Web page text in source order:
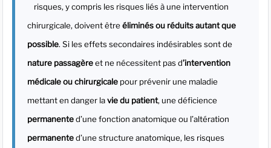
risques, y compris les risques liés à une intervention
chirurgicale, doivent êtreéliminés ou réduits autant que
possible. Si les effets secondaires indésirables sont de
nature passagèreet ne nécessitent pas d’intervention
médicale ou chirurgicalepour prévenir une maladie
mettant en danger lavie du patient, une déficience
permanented’une fonction anatomique ou l’altération
permanented’une structure anatomique, les risques